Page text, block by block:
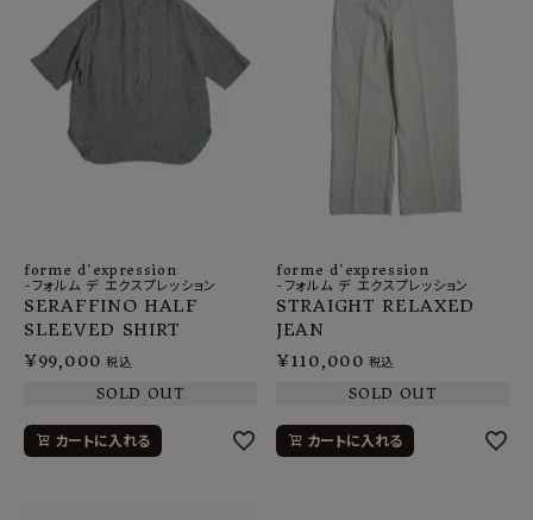
forme d'expression
-フォルム デ エクスプレッション
SERAFFINO HALF
SLEEVED SHIRT
¥99,000 税込
SOLD OUT
カートに入れる
forme d'expression
-フォルム デ エクスプレッション
STRAIGHT RELAXED
JEAN
¥110,000 税込
SOLD OUT
カートに入れる